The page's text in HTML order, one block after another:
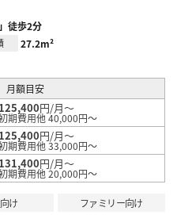
徒歩2分
27.2m²
月額目安
125,400円/月～
期費用他 40,000円～
125,400円/月～
期費用他 33,000円～
131,400円/月～
期費用他 20,000円～
け
ファミリー向け